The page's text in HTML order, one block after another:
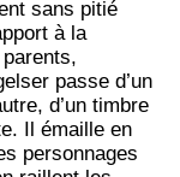
sans pitié
à la
passe d’un
d’un timbre
Il émaille en
personnages